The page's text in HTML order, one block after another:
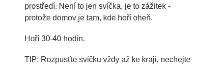
prostředí. Není to jen svíčka, je to zážitek -
protože domov je tam, kde hoří oheň.
Hoří 30-40 hodin.
TIP: Rozpusťte svíčku vždy až ke kraji, nechejte